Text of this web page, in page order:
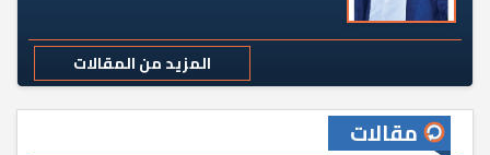
المزيد من المقالات
مقالات